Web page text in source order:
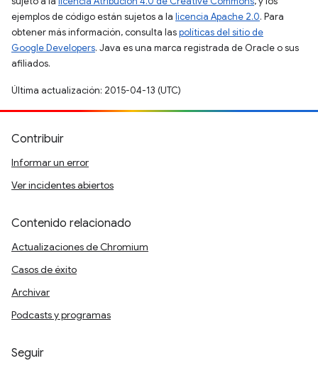
ejemplos de código están sujetos a la licencia Apache 2.0. Para
obtener más información, consulta laspolíticas del sitio de
Google Developers. Java es una marca registrada de Oracle o sus
afiliados.
Última actualización: 2015-04-13 (UTC)
Contribuir
Informar un error
Ver incidentes abiertos
Contenido relacionado
Actualizaciones de Chromium
Casos de éxito
Archivar
Podcasts y programas
Seguir